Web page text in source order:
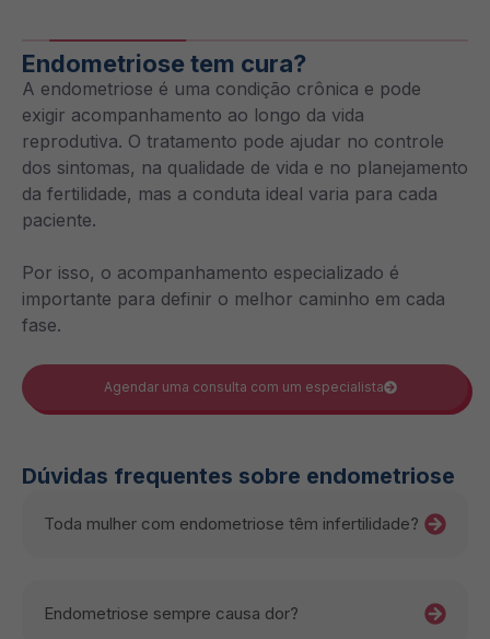
Endometriose tem cura?
A endometriose é uma condição crônica e pode
exigir acompanhamento ao longo da vida
reprodutiva. O tratamento pode ajudar no controle
dos sintomas, na qualidade de vida e no planejamento
da fertilidade, mas a conduta ideal varia para cada
paciente.
Por isso, o acompanhamento especializado é
importante para definir o melhor caminho em cada
fase.
Agendar uma consulta com um especialista
Dúvidas frequentes sobre endometriose
Toda mulher com endometriose têm infertilidade?
Endometriose sempre causa dor?